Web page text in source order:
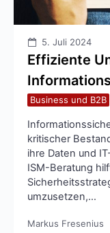
5. Juli 2024
Effiziente
Business und B2B
kritischer
ihre Daten und
ISM-Beratung
umzusetzen,…
Markus Fresenius